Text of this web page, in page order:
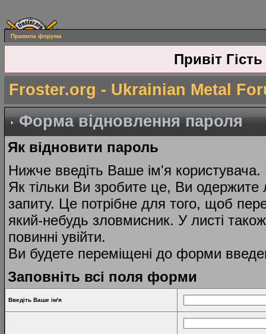
Правила форума
Привіт Гість
Froster.org - Ukrainian Metal
Форма відновлення пароля
Як відновити пароль
Нижче введіть Ваше ім'я
Як тільки Ви зробите це, Ви
запиту. Це потрібне для того, щоб
який-небудь зловмисник. У листі
повинні увійти.
Ви будете переміщені до форми
Заповніть всі поля форми
Введіть Ваше ім'я